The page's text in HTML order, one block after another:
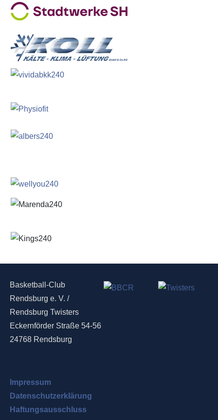
Basketball-Club
Rendsburg e. V. /
Rendsburg Twisters
Eckernförder Straße 54-56
24768 Rendsburg
Impressum
Datenschutzerklärung
Haftungsausschluss